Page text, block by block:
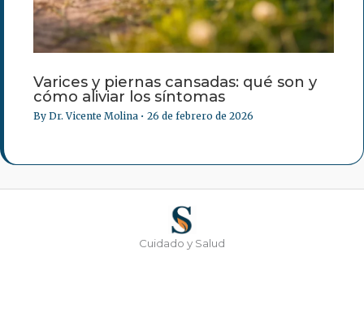
Varices y piernas cansadas: qué son y
cómo aliviar los síntomas
ByDr. Vicente Molina •26 de febrero de 2026
Cuidado y Salud